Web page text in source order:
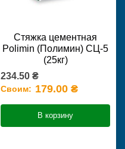
Стяжка цементная
Polimin (Полимин) СЦ-5
(25кг)
234.50 ₴
Своим: 179.00 ₴
В корзину